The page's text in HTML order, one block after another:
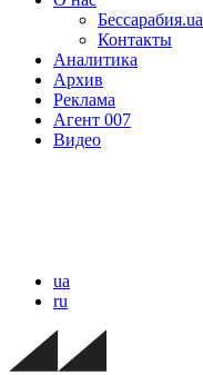
Бессарабия.ua
Контакты
Аналитика
Архив
Реклама
Агент 007
Видео
ua
ru